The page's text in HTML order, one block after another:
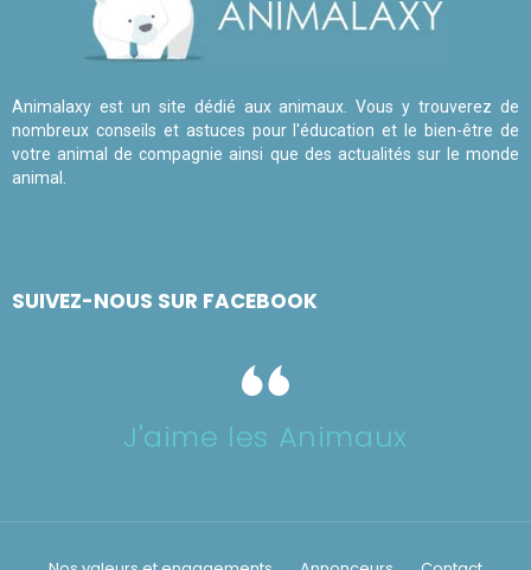
Animalaxy est un site dédié aux animaux. Vous y trouverez de
nombreux conseils et astuces pour l'éducation et le bien-être de
votre animal de compagnie ainsi que des actualités sur le monde
animal.
SUIVEZ-NOUS SUR FACEBOOK
J'aime les Animaux